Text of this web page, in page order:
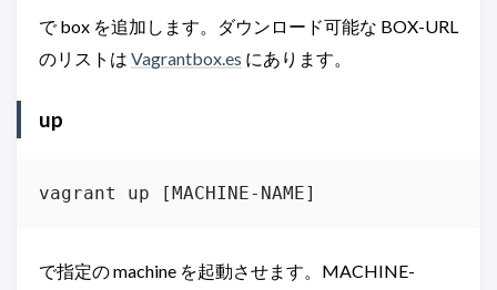
で box を追加します。ダウンロード可能な BOX-URL
のリストは Vagrantbox.es にあります。
up
vagrant up [MACHINE-NAME]
で指定の machine を起動させます。MACHINE-